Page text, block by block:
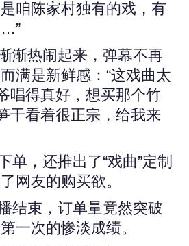
咱陈家村独有的戏，有
渐热闹起来，弹幕不再
满是新鲜感：“这戏曲太
唱得真好，想买那个竹
干看着很正宗，给我来
单，还推出了“戏曲”定制
网友的购买欲。
结束，订单量竟然突破
一次的惨淡成绩。